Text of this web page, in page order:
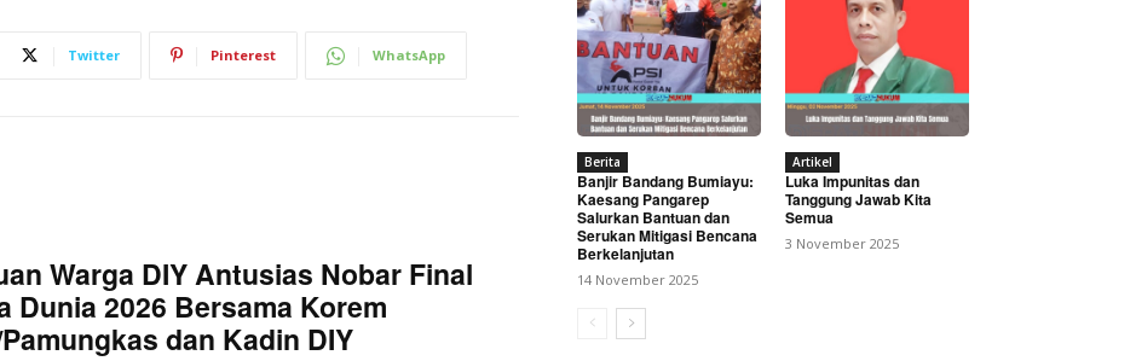
Twitter Pinterest WhatsApp
Warga DIY Antusias Nobar Final
Dunia 2026 Bersama Korem
dan Kadin DIY
Berita
Banjir Bandang Bumiayu:
Kaesang Pangarep
Salurkan Bantuan dan
Serukan Mitigasi Bencana
Berkelanjutan
14 November 2025
Artikel
Luka Impunitas dan
Tanggung Jawab Kita
Semua
3 November 2025